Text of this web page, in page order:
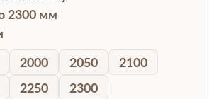
2300 мм
2000 2050
2100
2250 2300